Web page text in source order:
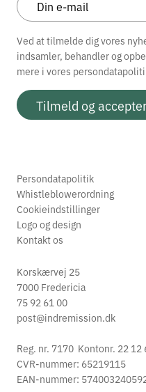
Ved at tilmelde dig vores
indsamler, behandler og
mere i vores
Tilmeld og
Persondatapolitik
Whistleblowerordning
Cookieindstillinger
Logo og design
Kontakt os
Korskærvej 25
7000 Fredericia
75 92 61 00
post@indremission.dk
Reg. nr. 7170 Kontonr. 22 12
CVR-nummer: 65219115
EAN-nummer: